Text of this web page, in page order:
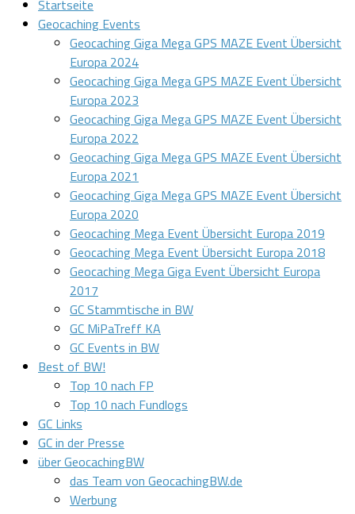
Startseite
Geocaching Events
Geocaching Giga Mega GPS MAZE Event Übersicht
Europa 2024
Geocaching Giga Mega GPS MAZE Event Übersicht
Europa 2023
Geocaching Giga Mega GPS MAZE Event Übersicht
Europa 2022
Geocaching Giga Mega GPS MAZE Event Übersicht
Europa 2021
Geocaching Giga Mega GPS MAZE Event Übersicht
Europa 2020
Geocaching Mega Event Übersicht Europa 2019
Geocaching Mega Event Übersicht Europa 2018
Geocaching Mega Giga Event Übersicht Europa
2017
GC Stammtische in BW
GC MiPaTreff KA
GC Events in BW
Best of BW!
Top 10 nach FP
Top 10 nach Fundlogs
GC Links
GC in der Presse
über GeocachingBW
das Team von GeocachingBW.de
Werbung